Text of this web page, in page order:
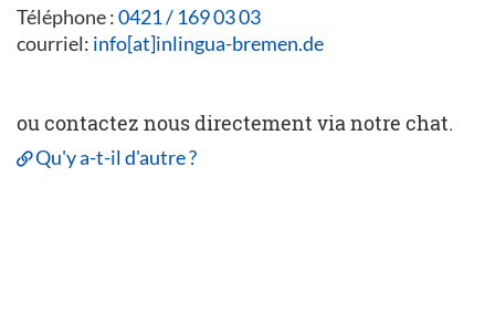
Téléphone :0421 / 169 03 03
courriel: info[at]inlingua-bremen.de
ou contactez nous directement via notre chat.
Qu'y a-t-il d'autre ?